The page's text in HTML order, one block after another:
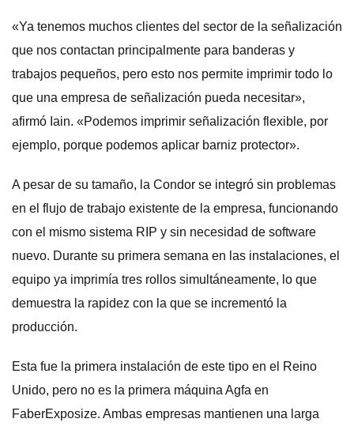
«Ya tenemos muchos clientes del sector de la señalización
que nos contactan principalmente para banderas y
trabajos pequeños, pero esto nos permite imprimir todo lo
que una empresa de señalización pueda necesitar»,
afirmó Iain. «Podemos imprimir señalización flexible, por
ejemplo, porque podemos aplicar barniz protector».
A pesar de su tamaño, la Condor se integró sin problemas
en el flujo de trabajo existente de la empresa, funcionando
con el mismo sistema RIP y sin necesidad de software
nuevo. Durante su primera semana en las instalaciones, el
equipo ya imprimía tres rollos simultáneamente, lo que
demuestra la rapidez con la que se incrementó la
producción.
Esta fue la primera instalación de este tipo en el Reino
Unido, pero no es la primera máquina Agfa en
FaberExposize. Ambas empresas mantienen una larga